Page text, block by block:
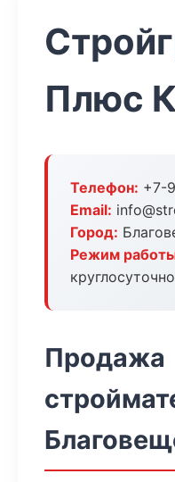
Плюс
Телефон: +7-
Email:
Город:
Режим
круглосуточно
Продажа